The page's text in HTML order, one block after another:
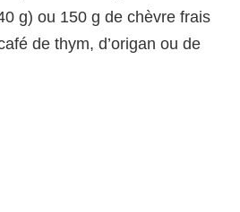
g) ou 150 g de chèvre frais
de thym, d’origan ou de